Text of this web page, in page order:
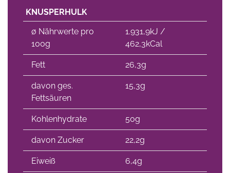
KNUSPERHULK
∅ Nährwerte pro
100g
1.931,9kJ /
462,3kCal
Fett 26,3g
davon ges.
Fettsäuren
15,3g
Kohlenhydrate 50g
davon Zucker 22,2g
Eiweiß 6,4g